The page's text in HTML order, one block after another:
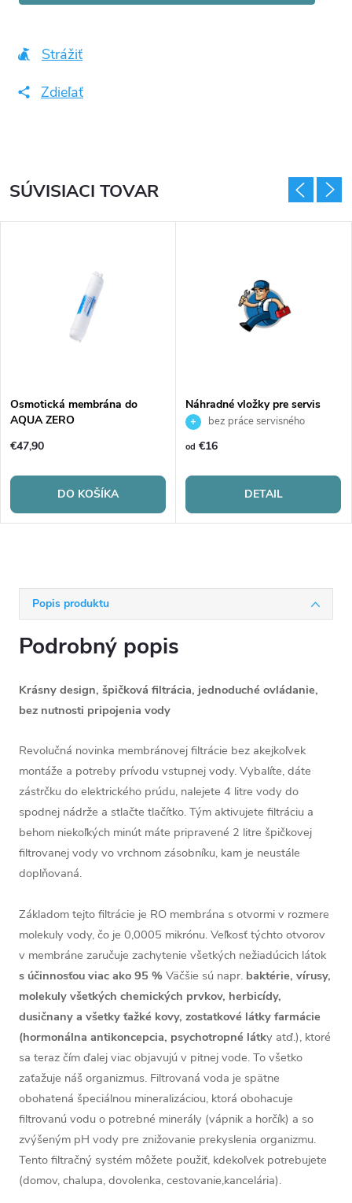
Strážiť
Zdieľať
Popis produktu
Podrobný popis
Krásny design, špičková filtrácia, jednoduché ovládanie,
bez nutnosti pripojenia vody
Revolučná novinka membránovej filtrácie bez akejkoľvek
montáže a potreby prívodu vstupnej vody. Vybalíte, dáte
zástrčku do elektrického prúdu, nalejete 4 litre vody do
spodnej nádrže a stlačte tlačítko. Tým aktivujete filtráciu a
behom niekoľkých minút máte pripravené 2 litre špičkovej
filtrovanej vody vo vrchnom zásobníku, kam je neustále
doplňovaná.
Základom tejto filtrácie je RO membrána s otvormi v rozmere
molekuly vody, čo je 0,0005 mikrónu. Veľkosť týchto otvorov
v membráne zaručuje zachytenie všetkých nežiadúcich látok
s účinnosťou viac ako 95 % Väčšie sú napr. baktérie, vírusy,
molekuly všetkých chemických prvkov, herbicídy,
dusičnany a všetky ťažké kovy, zostatkové látky farmácie
(hormonálna antikoncepcia, psychotropné látky atď.), ktoré
sa teraz čím ďalej viac objavujú v pitnej vode. To všetko
zaťažuje náš organizmus. Filtrovaná voda je spätne
obohatená špeciálnou mineralizáciou, ktorá obohacuje
filtrovanú vodu o potrebné minerály (vápnik a horčík) a so
zvýšeným pH vody pre znižovanie prekyslenia organizmu.
Tento filtračný systém môžete použiť, kdekoľvek potrebujete
(domov, chalupa, dovolenka, cestovanie,kancelária).
SÚVISIACI TOVAR
Osmotická membrána do
AQUA ZERO
€47,90
DO KOŠÍKA
Náhradné vložky pre servis
filtračného zariadenia
bez práce servisného
technika
od €16
DETAIL